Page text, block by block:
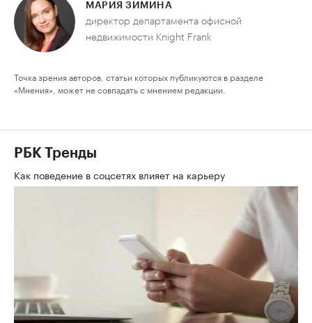
МАРИЯ ЗИМИНА
директор департамента офисной
недвижимости Knight Frank
Точка зрения авторов, статьи которых публикуются в разделе
«Мнения», может не совпадать с мнением редакции.
РБК Тренды
Как поведение в соцсетях влияет на карьеру